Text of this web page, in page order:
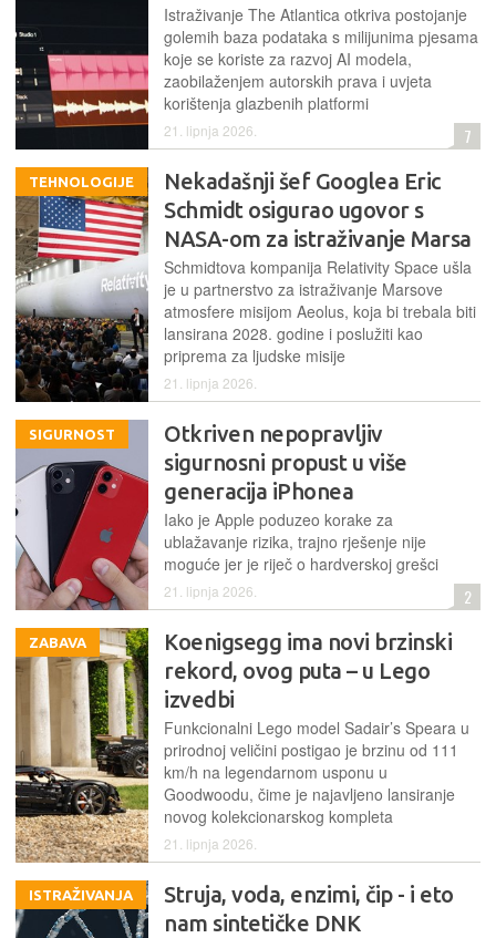
Istraživanje The Atlantica otkriva postojanje
golemih baza podataka s milijunima pjesama
koje se koriste za razvoj AI modela,
zaobilaženjem autorskih prava i uvjeta
korištenja glazbenih platformi
21. lipnja 2026. 7
TEHNOLOGIJE
Nekadašnji šef Googlea Eric
Schmidt osigurao ugovor s
NASA-om za istraživanje Marsa
Schmidtova kompanija Relativity Space ušla
je u partnerstvo za istraživanje Marsove
atmosfere misijom Aeolus, koja bi trebala biti
lansirana 2028. godine i poslužiti kao
priprema za ljudske misije
21. lipnja 2026.
SIGURNOST
Otkriven nepopravljiv
sigurnosni propust u više
generacija iPhonea
Iako je Apple poduzeo korake za
ublažavanje rizika, trajno rješenje nije
moguće jer je riječ o hardverskoj grešci
21. lipnja 2026. 2
ZABAVA
Koenigsegg ima novi brzinski
rekord, ovog puta – u Lego
izvedbi
Funkcionalni Lego model Sadair’s Speara u
prirodnoj veličini postigao je brzinu od 111
km/h na legendarnom usponu u
Goodwoodu, čime je najavljeno lansiranje
novog kolekcionarskog kompleta
21. lipnja 2026.
ISTRAŽIVANJA
Struja, voda, enzimi, čip - i eto
nam sintetičke DNK